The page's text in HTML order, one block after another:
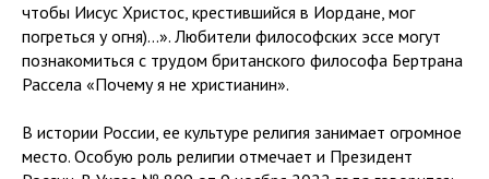
чтобы Иисус Христос, крестившийся в Иордане, мог
погреться у огня)…». Любители философских эссе могут
познакомиться с трудом британского философа Бертрана
Рассела «Почему я не христианин».
В истории России, ее культуре религия занимает огромное
место. Особую роль религии отмечает и Президент